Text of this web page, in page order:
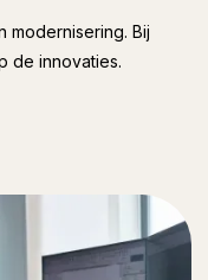
modernisering. Bij
de innovaties.